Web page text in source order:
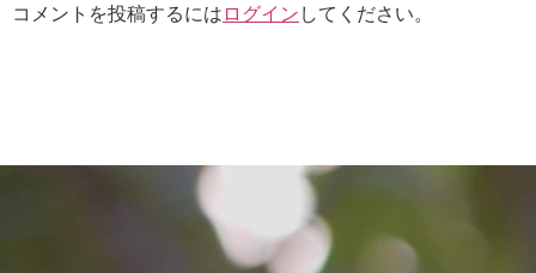
コメントを投稿するには ログイン してください。